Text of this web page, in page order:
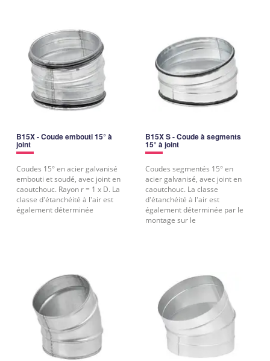
B15X - Coude embouti 15° à
joint
Coudes 15° en acier galvanisé
embouti et soudé, avec joint en
caoutchouc. Rayon r = 1 x D. La
classe d'étanchéité à l'air est
également déterminée
B15X S - Coude à segments
15° à joint
Coudes segmentés 15° en
acier galvanisé, avec joint en
caoutchouc. La classe
d'étanchéité à l'air est
également déterminée par le
montage sur le